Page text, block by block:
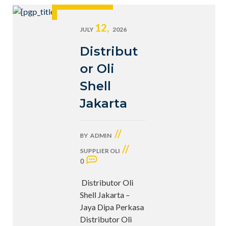
JULY 12, 2026
Distribut
or Oli
Shell
Jakarta
BY ADMIN //
SUPPLIER OLI //
0
Distributor Oli
Shell Jakarta –
Jaya Dipa Perkasa
Distributor Oli